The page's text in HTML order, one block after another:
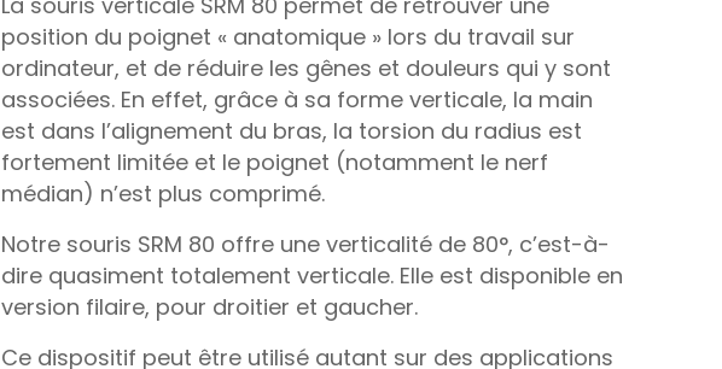
position du poignet « anatomique » lors du travail sur
ordinateur, et de réduire les gênes et douleurs qui y sont
associées. En effet, grâce à sa forme verticale, la main
est dans l’alignement du bras, la torsion du radius est
fortement limitée et le poignet (notamment le nerf
médian) n’est plus comprimé.
Notre souris SRM 80 offre une verticalité de 80°, c’est-à-
dire quasiment totalement verticale. Elle est disponible en
version filaire, pour droitier et gaucher.
Ce dispositif peut être utilisé autant sur des applications